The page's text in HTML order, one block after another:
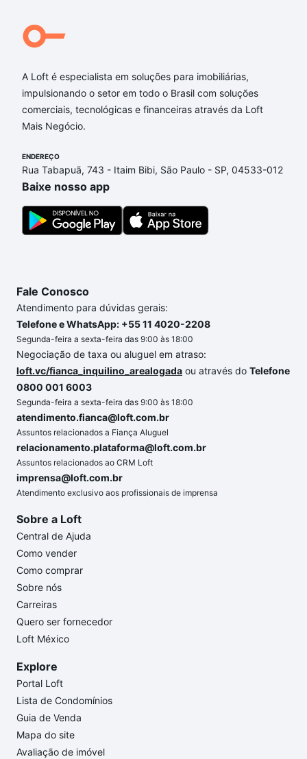
Camobi, Santa Maria, RS ideal para você na Loft.
Qual o preço de Imóveis à venda em rua doutor
Maria, RS?
Aqui na Loft temos a oferta ideal para você, com
Imóveis à venda em rua doutor liberato salzano
custam a partir de R$ 0 e com nossas opções de
financiamento imobiliário as parcelas podem se
adequar ao seu orçamento. Se ainda tem alguma
dúvida dos custos envolvidos no processo de
compra, veja em nosso portal quanto custa comprar
A Loft é especialista em soluções para imobiliárias,
impulsionando o setor em todo o Brasil com soluções
comerciais, tecnológicas e financeiras através da Loft
Mais Negócio.
ENDEREÇO
Rua Tabapuã, 743 - Itaim Bibi, São Paulo - SP, 04533-012
Baixe nosso app
Fale Conosco
Atendimento para dúvidas gerais:
Telefone e WhatsApp: +55 11 4020-2208
Segunda-feira a sexta-feira das 9:00 às 18:00
Negociação de taxa ou aluguel em atraso:
loft.vc/fianca_inquilino_arealogada ou através do Telefone
0800 001 6003
Segunda-feira a sexta-feira das 9:00 às 18:00
atendimento.fianca@loft.com.br
Assuntos relacionados a Fiança Aluguel
relacionamento.plataforma@loft.com.br
Assuntos relacionados ao CRM Loft
imprensa@loft.com.br
Atendimento exclusivo aos profissionais de imprensa
Sobre a Loft
Central de Ajuda
Como vender
Como comprar
Sobre nós
Carreiras
Quero ser fornecedor
Loft México
Explore
Portal Loft
Lista de Condomínios
Guia de Venda
Mapa do site
Avaliação de imóvel